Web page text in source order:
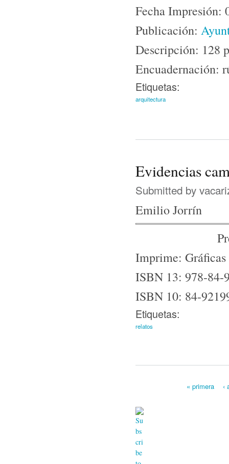
Fecha Impresión:
Publicación:
Descripción: 128
Encuadernación:
Etiquetas:
arquitectura
Evidencias
Submitted by
Emilio Jorrín
Imprime:
ISBN 13: 978-84-
ISBN 10: 84-
Etiquetas:
relatos
« primera ‹